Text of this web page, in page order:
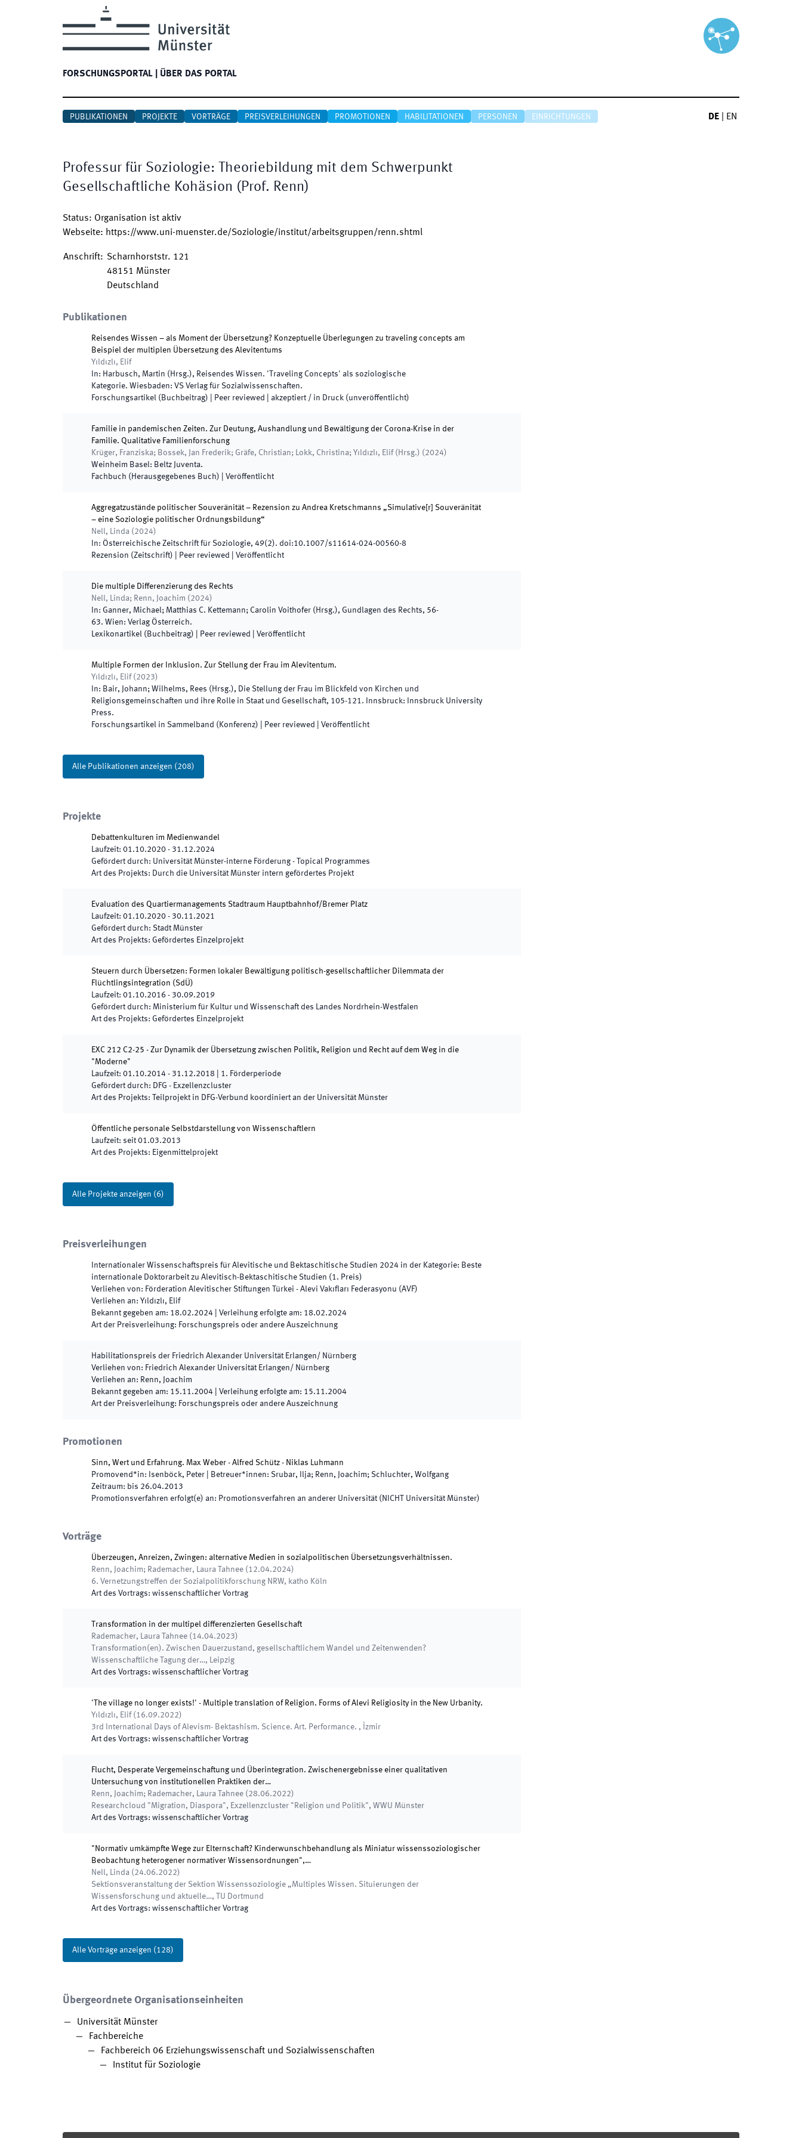
FORSCHUNGSPORTAL ÜBER DAS PORTAL
PUBLIKATIONEN PROJEKTE VORTRÄGE PREISVERLEIHUNGEN PROMOTIONEN HABILITATIONEN PERSONEN EINRICHTUNGEN DE EN
Professur für Soziologie: Theoriebildung mit dem Schwerpunkt
Gesellschaftliche Kohäsion (Prof. Renn)
Status: Organisation ist aktiv
Webseite: https://www.uni-muenster.de/Soziologie/institut/arbeitsgruppen/renn.shtml
Anschrift: Scharnhorststr. 121
48151 Münster
Deutschland
Publikationen
Reisendes Wissen – als Moment der Übersetzung? Konzeptuelle Überlegungen zu traveling concepts am
Beispiel der multiplen Übersetzung des Alevitentums
Yıldızlı, Elif
In: Harbusch, Martin ( Hrsg.), Reisendes Wissen. 'Traveling Concepts' als soziologische
Kategorie. Wiesbaden: VS Verlag für Sozialwissenschaften.
Forschungsartikel (Buchbeitrag) | Peer reviewed akzeptiert / in Druck (unveröffentlicht)
Familie in pandemischen Zeiten. Zur Deutung, Aushandlung und Bewältigung der Corona-Krise in der
Familie. Qualitative Familienforschung
Krüger, Franziska; Bossek, Jan Frederik; Gräfe, Christian; Lokk, Christina; Yıldızlı, Elif ( Hrsg.) ( 2024)
Weinheim Basel: Beltz Juventa.
Fachbuch (Herausgegebenes Buch)
Veröffentlicht
Aggregatzustände politischer Souveränität – Rezension zu Andrea Kretschmanns „Simulative[r] Souveränität
– eine Soziologie politischer Ordnungsbildung“
Nell, Linda ( 2024)
In: Österreichische Zeitschrift für Soziologie, 49(2). doi:10.1007/s11614-024-00560-8
Rezension (Zeitschrift) | Peer reviewed Veröffentlicht
Die multiple Differenzierung des Rechts
Nell, Linda; Renn, Joachim ( 2024)
In: Ganner, Michael; Matthias C. Kettemann; Carolin Voithofer ( Hrsg.), Gundlagen des Rechts, 56-
63. Wien: Verlag Österreich.
Lexikonartikel (Buchbeitrag) | Peer reviewed Veröffentlicht
Multiple Formen der Inklusion. Zur Stellung der Frau im Alevitentum.
Yıldızlı, Elif( 2023)
In: Bair, Johann; Wilhelms, Rees ( Hrsg.), Die Stellung der Frau im Blickfeld von Kirchen und
Religionsgemeinschaften und ihre Rolle in Staat und Gesellschaft, 105-121. Innsbruck:
Innsbruck University
Press.
Forschungsartikel in Sammelband (Konferenz) | Peer reviewed Veröffentlicht
Alle Publikationen anzeigen (208)
Projekte
Debattenkulturen im Medienwandel
Laufzeit: 01.10.2020 - 31.12.2024
Gefördert durch: Universität Münster-interne Förderung - Topical Programmes
Art des Projekts: Durch die Universität Münster intern gefördertes Projekt
Evaluation des Quartiermanagements Stadtraum Hauptbahnhof/Bremer Platz
Laufzeit: 01.10.2020 - 30.11.2021
Gefördert durch: Stadt Münster
Art des Projekts: Gefördertes Einzelprojekt
Steuern durch Übersetzen: Formen lokaler Bewältigung politisch-gesellschaftlicher Dilemmata der
Flüchtlingsintegration (SdÜ)
Laufzeit: 01.10.2016 - 30.09.2019
Gefördert durch: Ministerium für Kultur und Wissenschaft des Landes Nordrhein-Westfalen
Art des Projekts: Gefördertes Einzelprojekt
EXC 212 C2-25 - Zur Dynamik der Übersetzung zwischen Politik, Religion und Recht auf dem Weg in die
"Moderne"
Laufzeit: 01.10.2014 - 31.12.2018 1. Förderperiode
Gefördert durch: DFG - Exzellenzcluster
Art des Projekts: Teilprojekt in DFG-Verbund koordiniert an der Universität Münster
Öffentliche personale Selbstdarstellung von Wissenschaftlern
Laufzeit: seit 01.03.2013
Art des Projekts: Eigenmittelprojekt
Alle Projekte anzeigen (6)
Preisverleihungen
Internationaler Wissenschaftspreis für Alevitische und Bektaschitische Studien 2024 in der Kategorie: Beste
internationale Doktorarbeit zu Alevitisch-Bektaschitische Studien (1. Preis)
Verliehen von: Förderation Alevitischer Stiftungen Türkei - Alevi Vakıfları Federasyonu (AVF)
Verliehen an: Yıldızlı, Elif
Bekannt gegeben am: 18.02.2024 Verleihung erfolgte am: 18.02.2024
Art der Preisverleihung: Forschungspreis oder andere Auszeichnung
Habilitationspreis der Friedrich Alexander Universität Erlangen/ Nürnberg
Verliehen von: Friedrich Alexander Universität Erlangen/ Nürnberg
Verliehen an: Renn, Joachim
Bekannt gegeben am: 15.11.2004 Verleihung erfolgte am: 15.11.2004
Art der Preisverleihung: Forschungspreis oder andere Auszeichnung
Promotionen
Sinn, Wert und Erfahrung. Max Weber - Alfred Schütz - Niklas Luhmann
Promovend*in: Isenböck, Peter Betreuer*innen: Srubar, Ilja; Renn, Joachim; Schluchter, Wolfgang
Zeitraum: bis 26.04.2013
Promotionsverfahren erfolgt(e) an: Promotionsverfahren an anderer Universität (NICHT Universität Münster)
Vorträge
Überzeugen, Anreizen, Zwingen: alternative Medien in sozialpolitischen Übersetzungsverhältnissen.
Renn, Joachim; Rademacher, Laura Tahnee ( 12.04.2024)
6. Vernetzungstreffen der Sozialpolitikforschung NRW, katho Köln
Art des Vortrags: wissenschaftlicher Vortrag
Transformation in der multipel differenzierten Gesellschaft
Rademacher, Laura Tahnee ( 14.04.2023)
Transformation(en). Zwischen Dauerzustand, gesellschaftlichem Wandel und Zeitenwenden?
Wissenschaftliche Tagung der…, Leipzig
Art des Vortrags: wissenschaftlicher Vortrag
'The village no longer exists!' - Multiple translation of Religion. Forms of Alevi Religiosity in the New Urbanity.
Yıldızlı, Elif ( 16.09.2022)
3rd International Days of Alevism- Bektashism. Science. Art. Performance. , İzmir
Art des Vortrags: wissenschaftlicher Vortrag
Flucht, Desperate Vergemeinschaftung und Überintegration. Zwischenergebnisse einer qualitativen
Untersuchung von institutionellen Praktiken der…
Renn, Joachim; Rademacher, Laura Tahnee ( 28.06.2022)
Researchcloud "Migration, Diaspora", Exzellenzcluster "Religion und Politik", WWU Münster
Art des Vortrags: wissenschaftlicher Vortrag
"Normativ umkämpfte Wege zur Elternschaft? Kinderwunschbehandlung als Miniatur wissenssoziologischer
Beobachtung heterogener normativer Wissensordnungen",…
Nell, Linda ( 24.06.2022)
Sektionsveranstaltung der Sektion Wissenssoziologie „Multiples Wissen. Situierungen der
Wissensforschung und aktuelle…,
TU Dortmund
Art des Vortrags: wissenschaftlicher Vortrag
Alle Vorträge anzeigen (128)
Übergeordnete Organisationseinheiten
Universität Münster
Fachbereiche
Fachbereich 06 Erziehungswissenschaft und Sozialwissenschaften
Institut für Soziologie